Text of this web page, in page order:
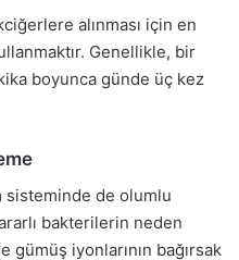
alınması için en
Genellikle, bir
boyunca günde üç kez
sisteminde de olumlu
bakterilerin neden
iyonlarının bağırsak